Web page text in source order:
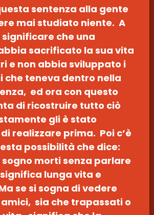
sentenza alla gente
mai studiato niente. A
che una
sacrificato la sua vita
e non abbia sviluppato i
che teneva dentro nella
ed ora con questo
di ricostruire tutto ciò
gli è stato
realizzare prima. Poi c’è
possibilità che dice:
morti senza parlare
lunga vita e
se si sogna di vedere
sia che trapassati o